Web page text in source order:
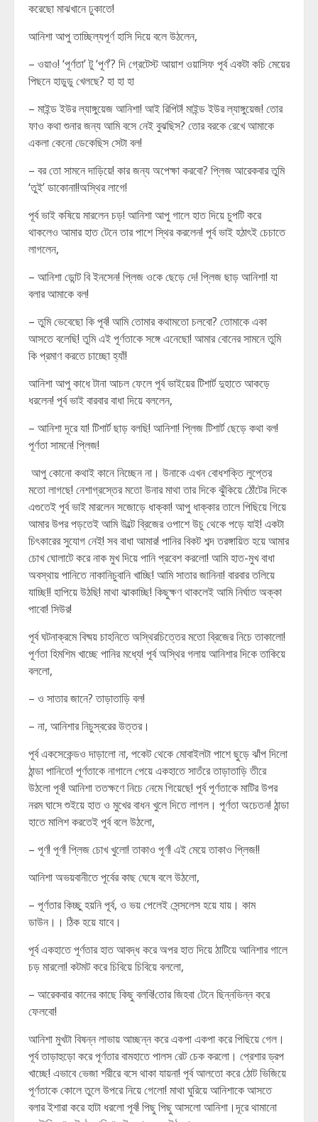
করেছো মাঝখানে ঢুকাতে!
আনিশা আপু তাচ্ছিল্যপূর্ণ হাসি দিয়ে বলে উঠলেন,
– ওয়াও! ‘পূর্ণতা’ টু ‘পূর্ণ’? দি গ্রেটেস্ট আয়াশ ওয়াসিফ পূর্ব একটা কচি মেয়ের
পিছনে হাডুডু খেলছে? হা হা হা
– মাইন্ড ইউর ল্যাঙ্গুয়েজ আনিশা! আই রিপিট! মাইন্ড ইউর ল্যাঙ্গুয়েজ! তোর
ফাও কথা শুনার জন্য আমি বসে নেই বুঝছিস? তোর বরকে রেখে আমাকে
একলা কেনো ডেকেছিস সেটা বল!
– বর তো সামনে দাড়িয়ে! কার জন্য অপেক্ষা করবো? প্লিজ আরেকবার তুমি
‘তুই’ ডাকোনা!!অস্থির লাগে!
পূর্ব ভাই কষিয়ে মারলেন চড়! আনিশা আপু গালে হাত দিয়ে চুপটি করে
থাকলেও আমার হাত টেনে তার পাশে স্থির করলেন! পূর্ব ভাই হঠাৎই চেচাতে
লাগলেন,
– আনিশা ডোন্ট বি ইনসেন! প্লিজ ওকে ছেড়ে দে! প্লিজ ছাড় আনিশা! যা
বলার আমাকে বল!
– তুমি ভেবেছো কি পূর্ব! আমি তোমার কথামতো চলবো? তোমাকে একা
আসতে বলেছি! তুমি এই পূর্ণতাকে সঙ্গে এনেছো! আমার বোনের সামনে তুমি
কি প্রমাণ করতে চাচ্ছো হ্যাঁ!
আনিশা আপু কাধে টানা আচল ফেলে পূর্ব ভাইয়ের টিশার্ট দুহাতে আকড়ে
ধরলেন! পূর্ব ভাই বারবার বাধা দিয়ে বললেন,
– আনিশা দূরে যা! টিশার্ট ছাড় বলছি! আনিশা! প্লিজ টিশার্ট ছেড়ে কথা বল!
পূর্ণতা সামনে! প্লিজ!
আপু কোনো কথাই কানে নিচ্ছেন না। উনাকে এখন বোধশক্তি লুপ্তের
মতো লাগছে! নেশাগ্রস্তের মতো উনার মাথা তার দিকে ঝুঁকিয়ে ঠোঁটের দিকে
এগুতেই পূর্ব ভাই মারলেন সজোড়ে ধাক্কা! আপু ধাক্কার তালে পিছিয়ে গিয়ে
আমার উপর পড়তেই আমি উল্টে ব্রিজের ওপাশে উচু থেকে পড়ে যাই! একটা
চিৎকারের সুযোগ নেই! সব বাধা আমার! পানির বিকট শব্দ তরঙ্গায়িত হয়ে আমার
চোখ ঘোলাটে করে নাক মুখ দিয়ে পানি প্রবেশ করলো! আমি হাত-মুখ বাধা
অবস্থায় পানিতে নাকানিচুবানি খাচ্ছি! আমি সাতার জানিনা! বারবার তলিয়ে
যাচ্ছি!! হাপিয়ে উঠছি! মাথা ঝাকাচ্ছি! কিছুক্ষণ থাকলেই আমি নির্ঘাত অক্কা
পাবো! সিউর!
পূর্ব ঘটনাক্রমে বিষ্ময় চাহনিতে অস্থিরচিত্তের মতো ব্রিজের নিচে তাকালো!
পূর্ণতা হিমশিম খাচ্ছে পানির মধ্যে! পূর্ব অস্থির গলায় আনিশার দিকে তাকিয়ে
বললো,
– ও সাতার জানে? তাড়াতাড়ি বল!
– না, আনিশার নিচুস্বরের উত্তর।
পূর্ব একসেকেন্ডও দাড়ালো না, পকেট থেকে মোবাইলটা পাশে ছুড়ে ঝাঁপ দিলো
ঠান্ডা পানিতে! পূর্ণতাকে নাগালে পেয়ে একহাতে সাতঁরে তাড়াতাড়ি তীরে
উঠলো পূর্ব! আনিশা ততক্ষণে নিচে নেমে গিয়েছে! পূর্ব পূর্ণতাকে মাটির উপর
নরম ঘাসে শুইয়ে হাত ও মুখের বাধন খুলে দিতে লাগল। পূর্ণতা অচেতন! ঠান্ডা
হাতে মালিশ করতেই পূর্ব বলে উঠলো,
– পূর্ণ! পূর্ণ! প্লিজ চোখ খুলো! তাকাও পূর্ণ! এই মেয়ে তাকাও প্লিজ!!
আনিশা অভয়বানীতে পূর্বের কাছ ঘেষে বলে উঠলো,
– পূর্ণতার কিচ্ছু হয়নি পূর্ব, ও ভয় পেলেই সেন্সলেস হয়ে যায়। কাম
ডাউন।। ঠিক হয়ে যাবে।
পূর্ব একহাতে পূর্ণতার হাত আবদ্ধ করে অপর হাত দিয়ে ঠাটিয়ে আনিশার গালে
চড় মারলো! কটমট করে চিবিয়ে চিবিয়ে বললো,
– আরেকবার কানের কাছে কিছু বলবি!তোর জিহবা টেনে ছিন্নভিন্ন করে
ফেলবো!
আনিশা মুখটা বিষন্ন লাভায় আচ্ছন্ন করে একপা একপা করে পিছিয়ে গেল।
পূর্ব তাড়াহুড়ো করে পূর্ণতার বামহাতে পালস রেট চেক করলো। প্রেশার ড্রপ
খাচ্ছে! এভাবে ভেজা শরীরে বসে থাকা যায়না! পূর্ব আলতো করে ঠোট ভিজিয়ে
পূর্ণতাকে কোলে তুলে উপরে নিয়ে গেলো! মাথা ঘুরিয়ে আনিশাকে আসতে
বলার ইশারা করে হাটা ধরলো পূর্ব! পিছু পিছু আসলো আনিশা।দূরে থামানো